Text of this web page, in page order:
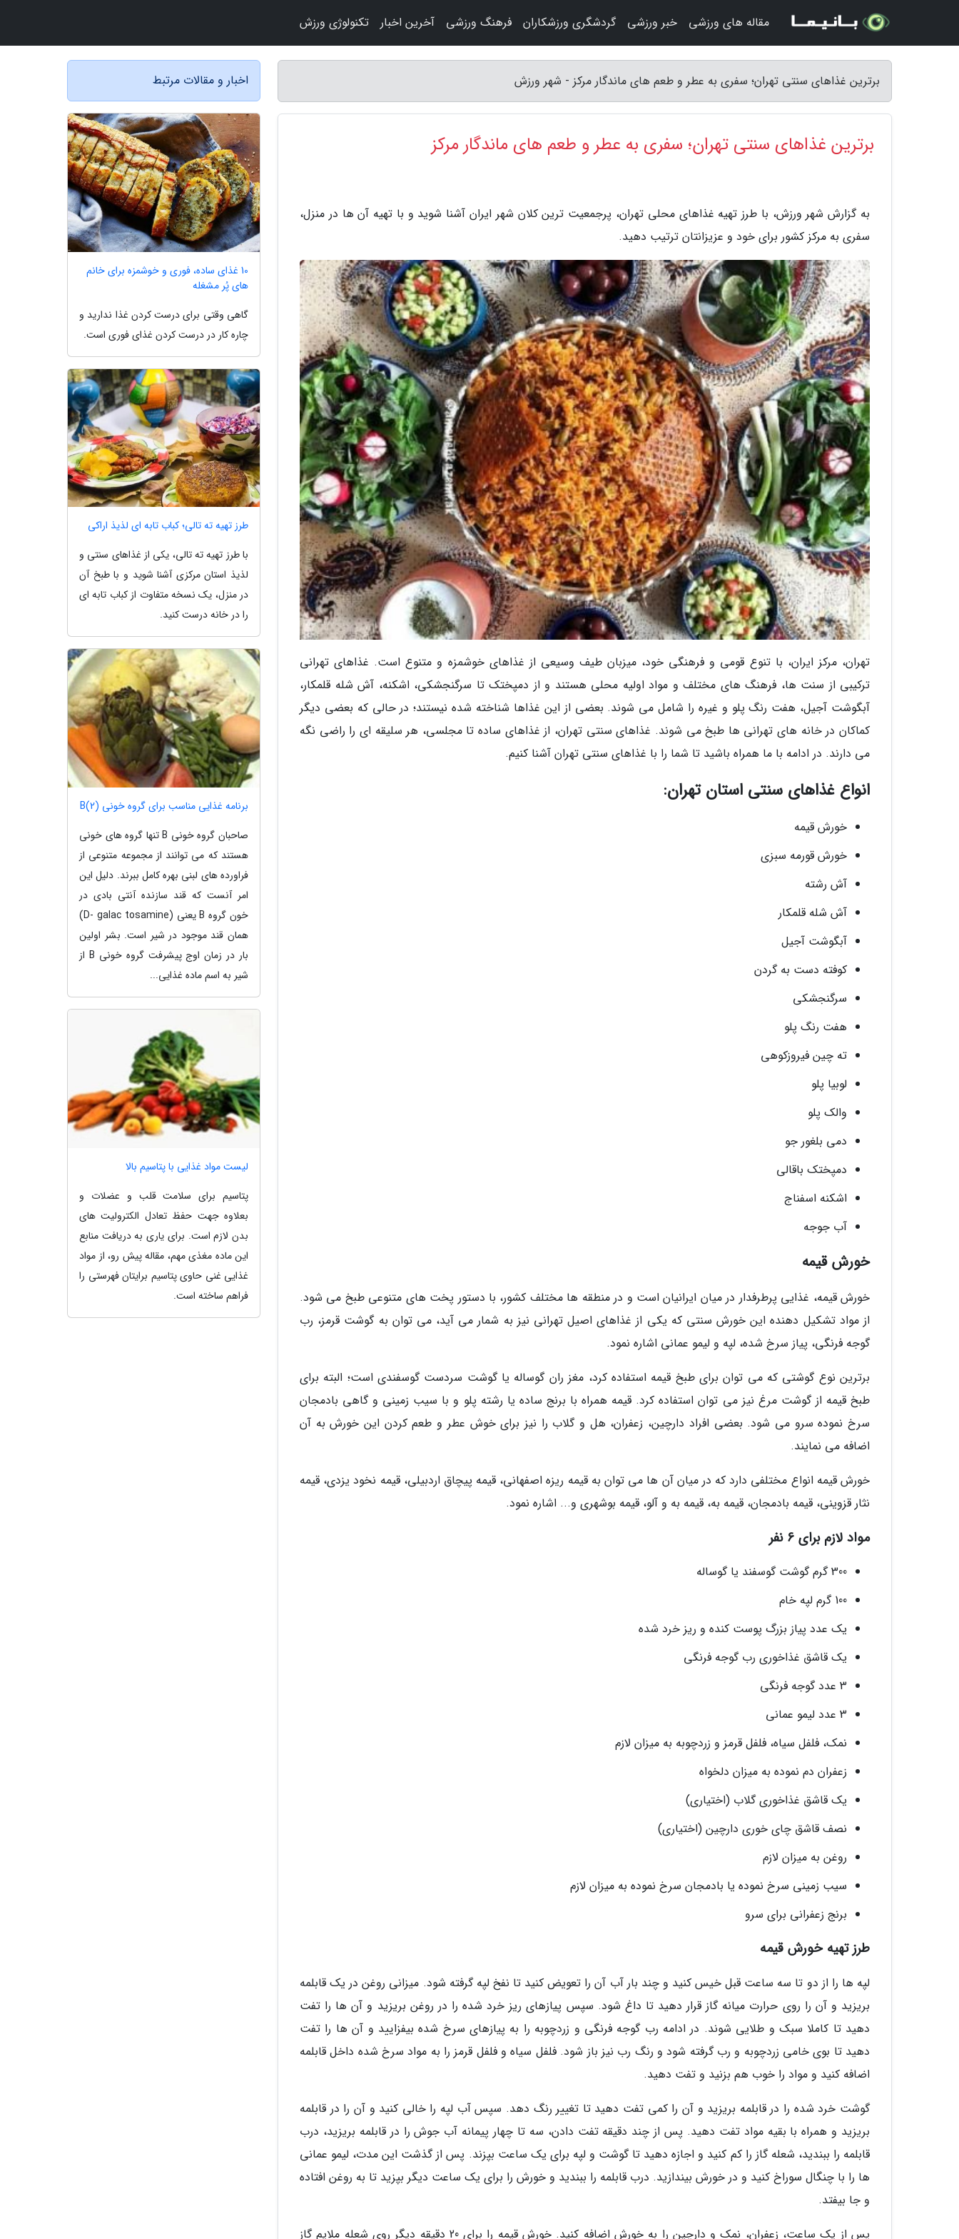
برترین غذاهای سنتی تهران؛ سفری به عطر و طعم های ماندگار مرکز - شهر ورزش
برترین غذاهای سنتی تهران؛ سفری به عطر و طعم های ماندگار مرکز
به گزارش شهر ورزش، با طرز تهیه غذاهای محلی تهران، پرجمعیت ترین کلان شهر ایران آشنا شوید و با تهیه آن ها در منزل،
سفری به مرکز کشور برای خود و عزیزانتان ترتیب دهید.
تهران، مرکز ایران، با تنوع قومی و فرهنگی خود، میزبان طیف وسیعی از غذاهای خوشمزه و متنوع است. غذاهای تهرانی
ترکیبی از سنت ها، فرهنگ های مختلف و مواد اولیه محلی هستند و از دمپختک تا سرگنجشکی، اشکنه، آش شله قلمکار،
آبگوشت آجیل، هفت رنگ پلو و غیره را شامل می شوند. بعضی از این غذاها شناخته شده نیستند؛ در حالی که بعضی دیگر
کماکان در خانه های تهرانی ها طبخ می شوند. غذاهای سنتی تهران، از غذاهای ساده تا مجلسی، هر سلیقه ای را راضی نگه
می دارند. در ادامه با ما همراه باشید تا شما را با غذاهای سنتی تهران آشنا کنیم.
انواع غذاهای سنتی استان تهران:
خورش قیمه
خورش قورمه سبزی
آش رشته
آش شله قلمکار
آبگوشت آجیل
کوفته دست به گردن
سرگنجشکی
هفت رنگ پلو
ته چین فیروزکوهی
لوبیا پلو
والک پلو
دمی بلغور جو
دمپختک باقالی
اشکنه اسفناج
آب جوجه
خورش قیمه
خورش قیمه، غذایی پرطرفدار در میان ایرانیان است و در منطقه ها مختلف کشور، با دستور پخت های متنوعی طبخ می شود.
از مواد تشکیل دهنده این خورش سنتی که یکی از غذاهای اصیل تهرانی نیز به شمار می آید، می توان به گوشت قرمز، رب
گوجه فرنگی، پیاز سرخ شده، لپه و لیمو عمانی اشاره نمود.
برترین نوع گوشتی که می توان برای طبخ قیمه استفاده کرد، مغز ران گوساله یا گوشت سردست گوسفندی است؛ البته برای
طبخ قیمه از گوشت مرغ نیز می توان استفاده کرد. قیمه همراه با برنج ساده یا رشته پلو و با سیب زمینی و گاهی بادمجان
سرخ نموده سرو می شود. بعضی افراد دارچین، زعفران، هل و گلاب را نیز برای خوش عطر و طعم کردن این خورش به آن
اضافه می نمایند.
خورش قیمه انواع مختلفی دارد که در میان آن ها می توان به قیمه ریزه اصفهانی، قیمه پیچاق اردبیلی، قیمه نخود یزدی، قیمه
نثار قزوینی، قیمه بادمجان، قیمه به، قیمه به و آلو، قیمه بوشهری و... اشاره نمود.
مواد لازم برای 6 نفر
300 گرم گوشت گوسفند یا گوساله
100 گرم لپه خام
یک عدد پیاز بزرگ پوست کنده و ریز خرد شده
یک قاشق غذاخوری رب گوجه فرنگی
3 عدد گوجه فرنگی
3 عدد لیمو عمانی
نمک، فلفل سیاه، فلفل قرمز و زردچوبه به میزان لازم
زعفران دم نموده به میزان دلخواه
یک قاشق غذاخوری گلاب (اختیاری)
نصف قاشق چای خوری دارچین (اختیاری)
روغن به میزان لازم
سیب زمینی سرخ نموده یا بادمجان سرخ نموده به میزان لازم
برنج زعفرانی برای سرو
طرز تهیه خورش قیمه
لپه ها را از دو تا سه ساعت قبل خیس کنید و چند بار آب آن را تعویض کنید تا نفخ لپه گرفته شود. میزانی روغن در یک قابلمه
بریزید و آن را روی حرارت میانه گاز قرار دهید تا داغ شود. سپس پیازهای ریز خرد شده را در روغن بریزید و آن ها را تفت
دهید تا کاملا سبک و طلایی شوند. در ادامه رب گوجه فرنگی و زردچوبه را به پیازهای سرخ شده بیفزایید و آن ها را تفت
دهید تا بوی خامی زردچوبه و رب گرفته شود و رنگ رب نیز باز شود. فلفل سیاه و فلفل قرمز را به مواد سرخ شده داخل قابلمه
اضافه کنید و مواد را خوب هم بزنید و تفت دهید.
گوشت خرد شده را در قابلمه بریزید و آن را کمی تفت دهید تا تغییر رنگ دهد. سپس آب لپه را خالی کنید و آن را در قابلمه
بریزید و همراه با بقیه مواد تفت دهید. پس از چند دقیقه تفت دادن، سه تا چهار پیمانه آب جوش را در قابلمه بریزید، درب
قابلمه را ببندید، شعله گاز را کم کنید و اجازه دهید تا گوشت و لپه برای یک ساعت بپزند. پس از گذشت این مدت، لیمو عمانی
ها را با چنگال سوراخ کنید و در خورش بیندازید. درب قابلمه را ببندید و خورش را برای یک ساعت دیگر بپزید تا به روغن افتاده
و جا بیفتد.
پس از یک ساعت، زعفران، نمک و دارچین را به خورش اضافه کنید. خورش قیمه را برای 20 دقیقه دیگر روی شعله ملایم گاز
اخبار و مقالات مرتبط
10 غذای ساده، فوری و خوشمزه برای خانم
های پُر مشغله
گاهی وقتی برای درست کردن غذا ندارید و
چاره کار در درست کردن غذای فوری است.
طرز تهیه ته تالی؛ کباب تابه ای لذیذ اراکی
با طرز تهیه ته تالی، یکی از غذاهای سنتی و
لذیذ استان مرکزی آشنا شوید و با طبخ آن
در منزل، یک نسخه متفاوت از کباب تابه ای
را در خانه درست کنید.
برنامه غذایی مناسب برای گروه خونی B(2)
صاحبان گروه خونی B تنها گروه های خونی
هستند که می توانند از مجموعه متنوعی از
فراورده های لبنی بهره کامل ببرند. دلیل این
امر آنست که قند سازنده آنتی بادی در
خون گروه B یعنی (D- galac tosamine)
همان قند موجود در شیر است. بشر اولین
بار در زمان اوج پیشرفت گروه خونی B از
شیر به اسم ماده غذایی...
لیست مواد غذایی با پتاسیم بالا
پتاسیم برای سلامت قلب و عضلات و
بعلاوه جهت حفظ تعادل الکترولیت های
بدن لازم است. برای یاری به دریافت منابع
این ماده مغذی مهم، مقاله پیش رو، از مواد
غذایی غنی حاوی پتاسیم برایتان فهرستی را
فراهم ساخته است.
مقاله های ورزشی خبر ورزشی گردشگری ورزشکاران فرهنگ ورزشی آخرین اخبار تکنولوژی ورزش